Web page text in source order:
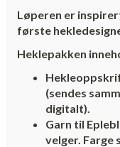
Løperen er
første
Heklepakken
(sendes
digitalt).
Garn til
velger. Farge